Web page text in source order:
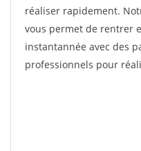
réaliser rapidement.
vous permet de rentrer
instantannée avec des
professionnels pour